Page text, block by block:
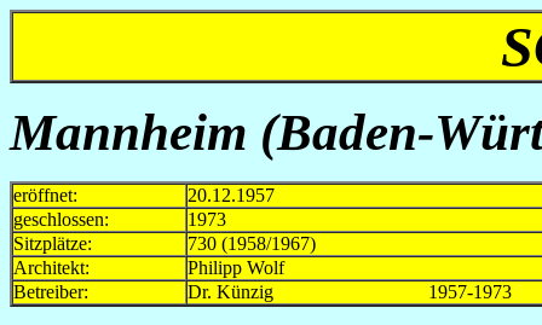
Mannheim (Baden-
eröffnet:
20.12.1957
geschlossen:
1973
Sitzplätze:
730 (1958/1967)
Architekt:
Philipp Wolf
Betreiber:
Dr. Künzig 1957-1973